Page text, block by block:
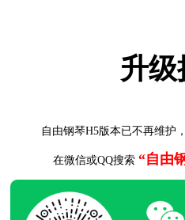
升级
自由钢琴H5版本已不再维护
在微信或QQ搜索 “自由